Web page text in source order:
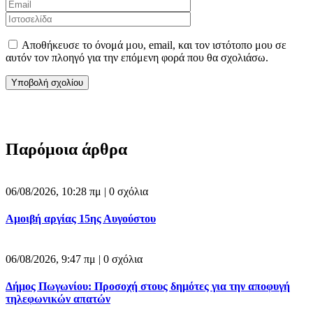
Αποθήκευσε το όνομά μου, email, και τον ιστότοπο μου σε
αυτόν τον πλοηγό για την επόμενη φορά που θα σχολιάσω.
Παρόμοια άρθρα
06/08/2026, 10:28 πμ | 0 σχόλια
Αμοιβή αργίας 15ης Αυγούστου
06/08/2026, 9:47 πμ | 0 σχόλια
Δήμος Πωγωνίου: Προσοχή στους δημότες για την αποφυγή
τηλεφωνικών απατών